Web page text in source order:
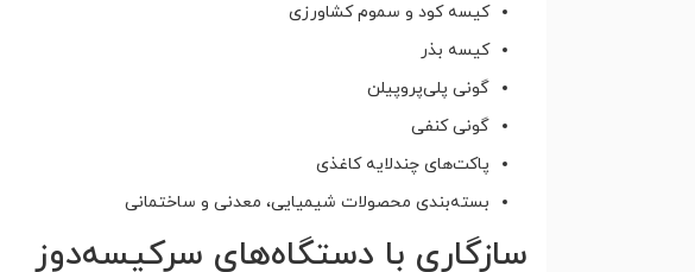
کیسه کود و سموم کشاورزی
کیسه بذر
گونی پلی‌پروپیلن
گونی کنفی
پاکت‌های چندلایه کاغذی
بسته‌بندی محصولات شیمیایی، معدنی و ساختمانی
سازگاری با دستگاه‌های سرکیسه‌دوز